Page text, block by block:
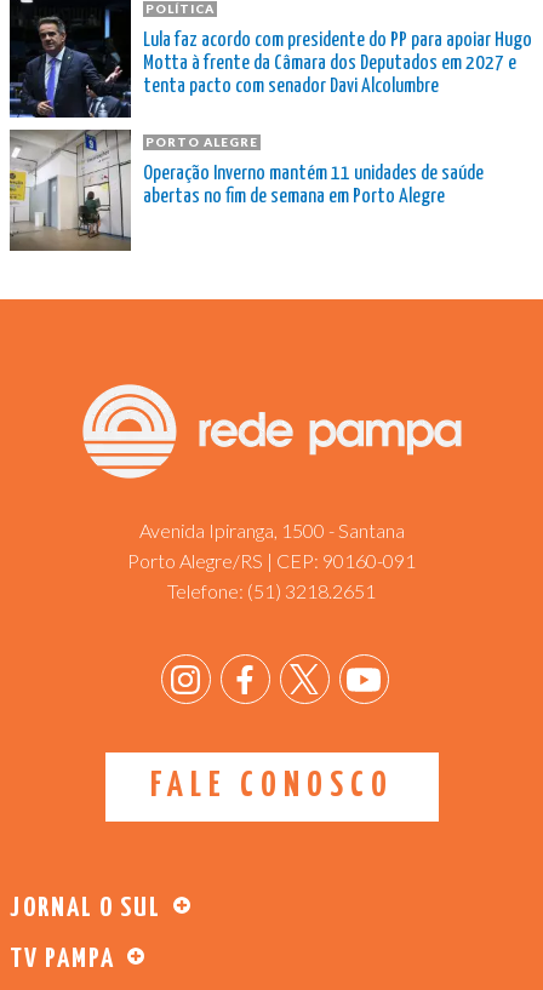
POLÍTICA
Lula faz acordo com presidente do PP para apoiar Hugo
Motta à frente da Câmara dos Deputados em 2027 e
tenta pacto com senador Davi Alcolumbre
PORTO ALEGRE
Operação Inverno mantém 11 unidades de saúde
abertas no fim de semana em Porto Alegre
Avenida Ipiranga, 1500 - Santana
Porto Alegre/RS | CEP: 90160-091
Telefone: (51) 3218.2651
FALE CONOSCO
JORNAL O SUL
TV PAMPA